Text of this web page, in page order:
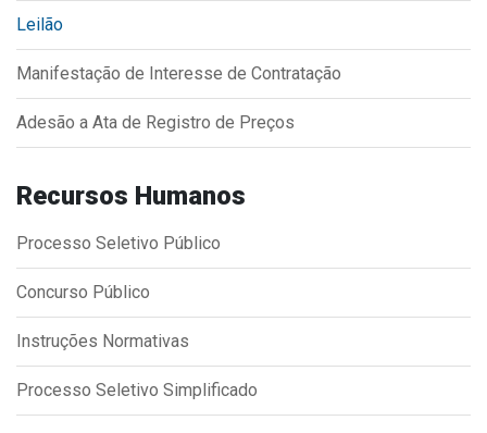
Diário Oficial (Até 30/04)
Seletivo Simplificado
Instruções Normativas
Dispensas e Inexigibilidades
Chamamentos Públicos
Leis, Decretos e Portarias
Leilão
Manifestação de Interesse de Contratação
Adesão a Ata de Registro de Preços
Recursos Humanos
Processo Seletivo Público
Concurso Público
Instruções Normativas
Processo Seletivo Simplificado